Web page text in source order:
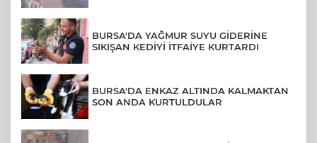
BURSA'DA YAĞMUR SUYU GİDERİNE
SIKIŞAN KEDİYİ İTFAİYE KURTARDI
BURSA'DA ENKAZ ALTINDA KALMAKTAN
SON ANDA KURTULDULAR